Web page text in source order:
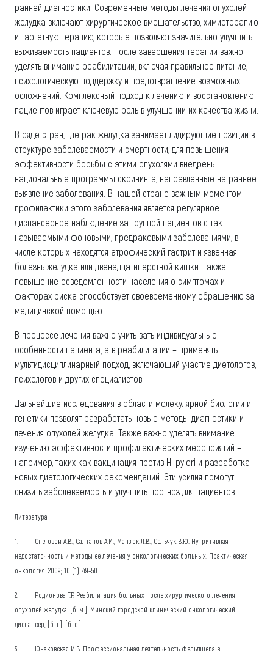
ранней диагностики. Современные методы лечения опухолей
желудка включают хирургическое вмешательство, химиотерапию
и таргетную терапию, которые позволяют значительно улучшить
выживаемость пациентов. После завершения терапии важно
уделять внимание реабилитации, включая правильное питание,
психологическую поддержку и предотвращение возможных
осложнений. Комплексный подход к лечению и восстановлению
пациентов играет ключевую роль в улучшении их качества жизни.
В ряде стран, где рак желудка занимает лидирующие позиции в
структуре заболеваемости и смертности, для повышения
эффективности борьбы с этими опухолями внедрены
национальные программы скрининга, направленные на раннее
выявление заболевания. В нашей стране важным моментом
профилактики этого заболевания является регулярное
диспансерное наблюдение за группой пациентов с так
называемыми фоновыми, предраковыми заболеваниями, в
числе которых находятся атрофический гастрит и язвенная
болезнь желудка или двенадцатиперстной кишки. Также
повышение осведомленности населения о симптомах и
факторах риска способствует своевременному обращению за
медицинской помощью.
В процессе лечения важно учитывать индивидуальные
особенности пациента, а в реабилитации – применять
мультидисциплинарный подход, включающий участие диетологов,
психологов и других специалистов.
Дальнейшие исследования в области молекулярной биологии и
генетики позволят разработать новые методы диагностики и
лечения опухолей желудка. Также важно уделять внимание
изучению эффективности профилактических мероприятий –
например, таких как вакцинация против H. pylori и разработка
новых диетологических рекомендаций. Эти усилия помогут
снизить заболеваемость и улучшить прогноз для пациентов.
Литература
1. Снеговой А.В., Салтанов А.И., Манзюк Л.В., Сельчук В.Ю. Нутритивная
недостаточность и методы ее лечения у онкологических больных. Практическая
онкология. 2009; 10 (1): 49–50.
2. Родионова Т.Р. Реабилитация больных после хирургического лечения
опухолей желудка. [б. м.]: Минский городской клинический онкологический
диспансер, [б. г.]. [б. с.].
3. Юнаковская И.В. Профессиональная деятельность фельдшера в